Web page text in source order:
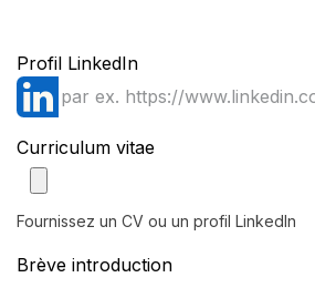
Profil LinkedIn
Curriculum vitae
Fournissez un CV ou un profil LinkedIn
Brève introduction